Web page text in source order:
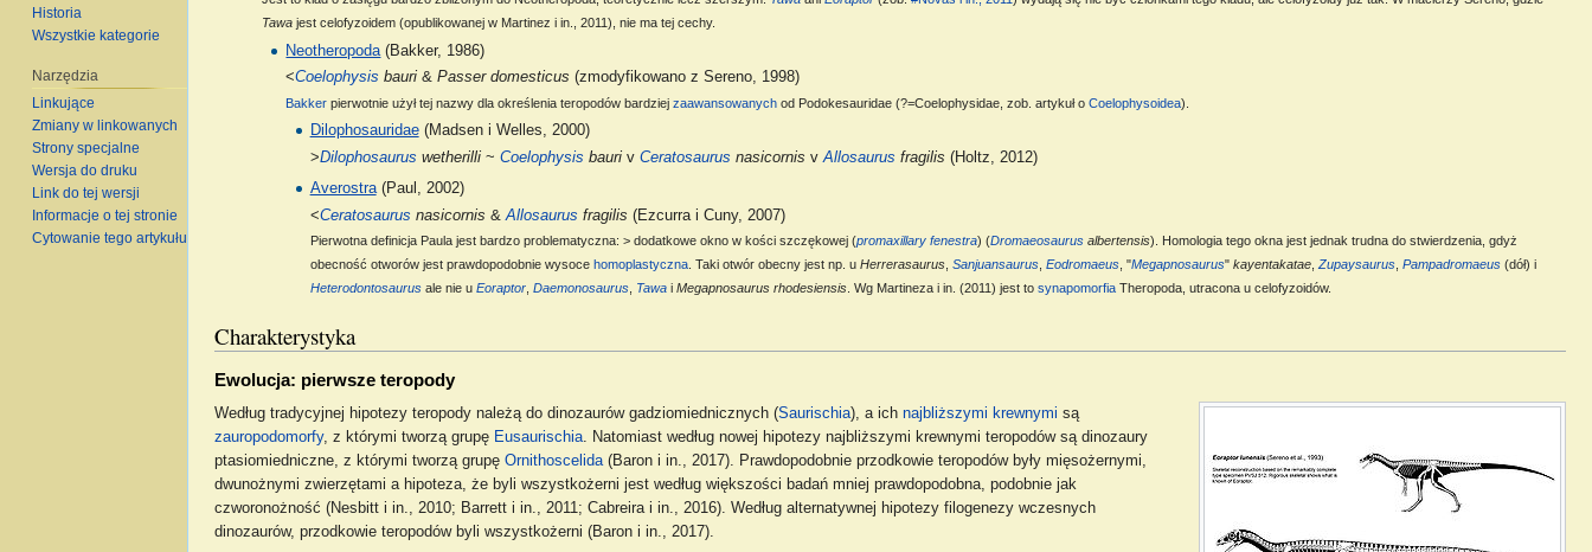
Tawa jest celofyzoidem (opublikowanej w Martinez i in., 2011), nie ma tej cechy.
Neotheropoda (Bakker, 1986)
<Coelophysis bauri &Passer domesticus (zmodyfikowano z Sereno, 1998)
Bakker pierwotnie użył tej nazwy dla określenia teropodów bardziejzaawansowanych od Podokesauridae (?=Coelophysidae, zob. artykuł oCoelophysoidea).
Dilophosauridae(Madsen i Welles, 2000)
>Dilophosaurus wetherilli~ Coelophysis bauriv Ceratosaurus nasicornis vAllosaurus fragilis (Holtz, 2012)
Averostra(Paul, 2002)
<Ceratosaurus nasicornis & Allosaurus fragilis (Ezcurra i Cuny, 2007)
Pierwotna definicja Paula jest bardzo problematyczna: > dodatkowe okno w kości szczękowej (promaxillary fenestra) (Dromaeosaurusalbertensis). Homologia tego okna jest jednak trudna do stwierdzenia, gdyż
obecność otworów jest prawdopodobnie wysoce homoplastyczna. Taki otwór obecny jest np. u Herrerasaurus, Sanjuansaurus, Eodromaeus, "Megapnosaurus" kayentakatae, Zupaysaurus, Pampadromaeus(dół) i
Heterodontosaurusale nie u Eoraptor, Daemonosaurus, Tawai Megapnosaurus rhodesiensis. Wg Martineza i in. (2011) jest to synapomorfiaTheropoda, utracona u celofyzoidów.
Charakterystyka
Ewolucja: pierwsze teropody
Według tradycyjnej hipotezy teropody należą do dinozaurów gadziomiednicznych (Saurischia), a ich najbliższymi krewnymi są
zauropodomorfy, z którymi tworzą grupę Eusaurischia. Natomiast według nowej hipotezy najbliższymi krewnymi teropodów są dinozaury
ptasiomiedniczne, z którymi tworzą grupę Ornithoscelida(Baron i in., 2017). Prawdopodobnie przodkowie teropodów były mięsożernymi,
dwunożnymi zwierzętami a hipoteza, że byli wszystkożerni jest według większości badań mniej prawdopodobna, podobnie jak
czworonożność (Nesbitt i in., 2010; Barrett i in., 2011; Cabreira i in., 2016). Według alternatywnej hipotezy filogenezy wczesnych
dinozaurów, przodkowie teropodów byli wszystkożerni (Baron i in., 2017).
Historia
Wszystkie kategorie
Narzędzia
Linkujące
Zmiany w linkowanych
Strony specjalne
Wersja do druku
Link do tej wersji
Informacje o tej stronie
Cytowanie tego artykułu